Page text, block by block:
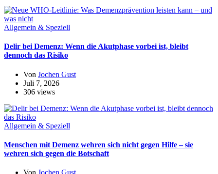
Allgemein & Speziell
Delir bei Demenz: Wenn die Akutphase vorbei ist, bleibt
dennoch das Risiko
Von Jochen Gust
Juli 7, 2026
306 views
Allgemein & Speziell
Menschen mit Demenz wehren sich nicht gegen Hilfe – sie
wehren sich gegen die Botschaft